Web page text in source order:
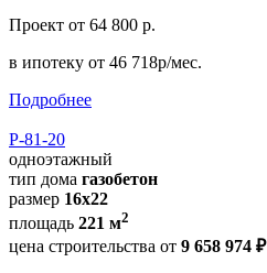
Проект от 64 800 р.
в ипотеку от 46 718р/мес.
Подробнее
Р-81-20
одноэтажный
тип дома газобетон
размер 16x22
площадь 221 м2
цена строительства от 9 658 974 ₽